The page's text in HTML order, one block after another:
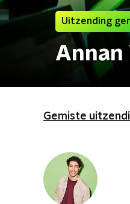
Uitzending
Annan
Gemiste